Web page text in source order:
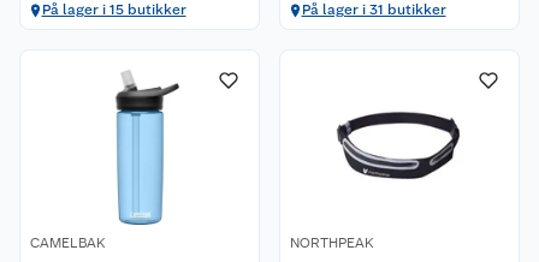
På lager i 15 butikker På lager i 31 butikker
CAMELBAK NORTHPEAK